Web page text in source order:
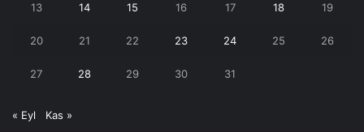
13 14 15 16 17 18 19
20 21 22 23 24 25 26
27 28 29 30 31
« Eyl Kas »